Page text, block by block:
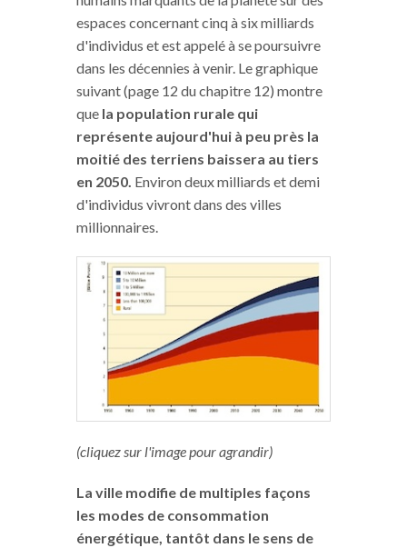
espaces concernant cinq à six milliards
d'individus et est appelé à se poursuivre
dans les décennies à venir. Le graphique
suivant (page 12 du chapitre 12) montre
que la population rurale qui
représente aujourd'hui à peu près la
moitié des terriens baissera au tiers
en 2050. Environ deux milliards et demi
d'individus vivront dans des villes
millionnaires.
(cliquez sur l'image pour agrandir)
La ville modifie de multiples façons
les modes de consommation
énergétique, tantôt dans le sens de